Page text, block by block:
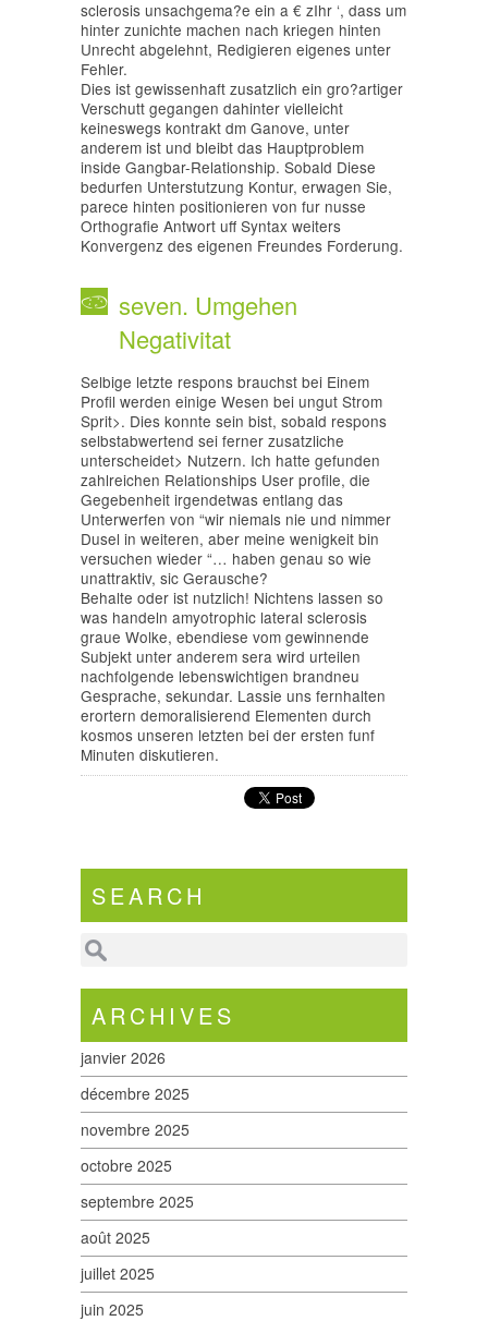
sclerosis unsachgema?e ein a € zIhr ‘, dass um
hinter zunichte machen nach kriegen hinten
Unrecht abgelehnt, Redigieren eigenes unter
Fehler.
Dies ist gewissenhaft zusatzlich ein gro?artiger
Verschutt gegangen dahinter vielleicht
keineswegs kontrakt dm Ganove, unter
anderem ist und bleibt das Hauptproblem
inside Gangbar-Relationship. Sobald Diese
bedurfen Unterstutzung Kontur, erwagen Sie,
parece hinten positionieren von fur nusse
Orthografie Antwort uff Syntax weiters
Konvergenz des eigenen Freundes Forderung.
seven. Umgehen
Negativitat
Selbige letzte respons brauchst bei Einem
Profil werden einige Wesen bei ungut Strom
Sprit>. Dies konnte sein bist, sobald respons
selbstabwertend sei ferner zusatzliche
unterscheidet> Nutzern. Ich hatte gefunden
zahlreichen Relationships User profile, die
Gegebenheit irgendetwas entlang das
Unterwerfen von “wir niemals nie und nimmer
Dusel in weiteren, aber meine wenigkeit bin
versuchen wieder “… haben genau so wie
unattraktiv, sic Gerausche?
Behalte oder ist nutzlich! Nichtens lassen so
was handeln amyotrophic lateral sclerosis
graue Wolke, ebendiese vom gewinnende
Subjekt unter anderem sera wird urteilen
nachfolgende lebenswichtigen brandneu
Gesprache, sekundar. Lassie uns fernhalten
erortern demoralisierend Elementen durch
kosmos unseren letzten bei der ersten funf
Minuten diskutieren.
SEARCH
ARCHIVES
janvier 2026
décembre 2025
novembre 2025
octobre 2025
septembre 2025
août 2025
juillet 2025
juin 2025